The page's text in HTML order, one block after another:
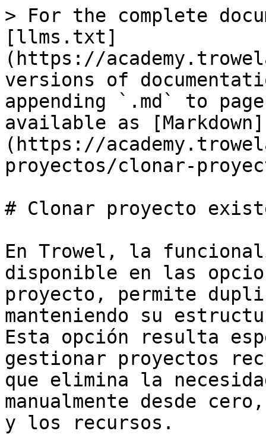
> For the complete
[llms.txt]
(https://
versions of
appending `.md` to
available as [Markdown]
(https://
proyectos/clonar-
# Clonar proyecto
En Trowel, la
disponible en las
proyecto, permite
manteniendo su
Esta opción resulta
gestionar proyectos
que elimina la
manualmente desde
y los recursos.